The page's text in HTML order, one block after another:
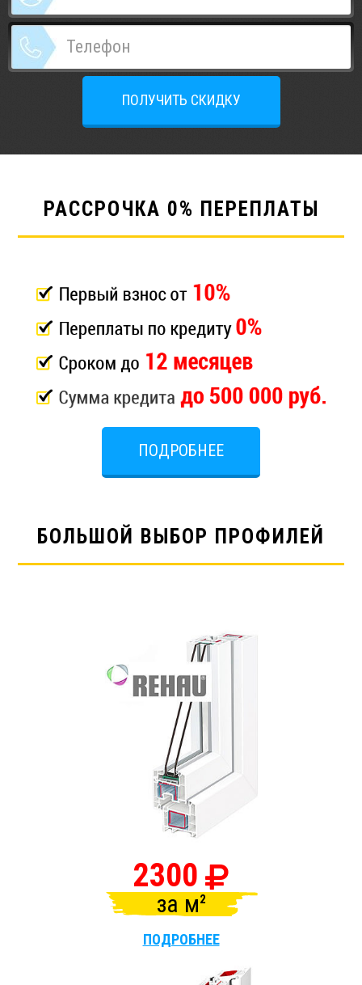
ПОЛУЧИТЬ СКИДКУ
РАССРОЧКА 0% ПЕРЕПЛАТЫ
ПОДРОБНЕЕ
БОЛЬШОЙ ВЫБОР ПРОФИЛЕЙ
2300
за м
ПОДРОБНЕЕ